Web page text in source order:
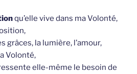
qu’elle vive dans ma Volonté,
grâces, la lumière, l’amour,
Volonté,
elle-même le besoin de